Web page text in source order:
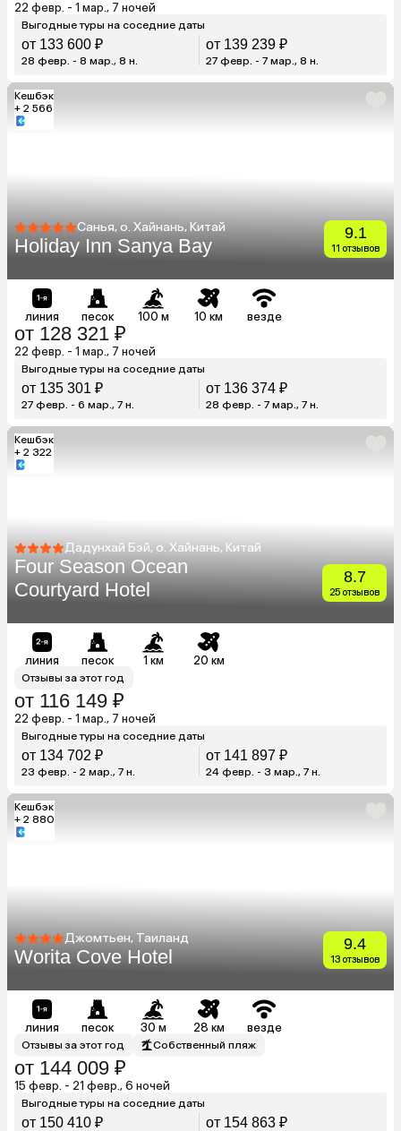
22 февр. - 1 мар., 7 ночей
Выгодные туры на соседние даты
от 133 600 ₽
28 февр. - 8 мар., 8 н.
от 139 239 ₽
27 февр. - 7 мар., 8 н.
Кешбэк
+ 2 566
Санья, о. Хайнань, Китай
Holiday Inn Sanya Bay
9.1
11 отзывов
линия песок 100 м 10 км везде
от 128 321 ₽
22 февр. - 1 мар., 7 ночей
Выгодные туры на соседние даты
от 135 301 ₽
27 февр. - 6 мар., 7 н.
от 136 374 ₽
28 февр. - 7 мар., 7 н.
Кешбэк
+ 2 322
Дадунхай Бэй, о. Хайнань, Китай
Four Season Ocean
Courtyard Hotel
8.7
25 отзывов
линия песок 1 км 20 км
Отзывы за этот год
от 116 149 ₽
22 февр. - 1 мар., 7 ночей
Выгодные туры на соседние даты
от 134 702 ₽
23 февр. - 2 мар., 7 н.
от 141 897 ₽
24 февр. - 3 мар., 7 н.
Кешбэк
+ 2 880
Джомтьен, Таиланд
Worita Cove Hotel
9.4
13 отзывов
линия песок 30 м 28 км везде
Отзывы за этот год Собственный пляж
от 144 009 ₽
15 февр. - 21 февр., 6 ночей
Выгодные туры на соседние даты
от 150 410 ₽ от 154 863 ₽